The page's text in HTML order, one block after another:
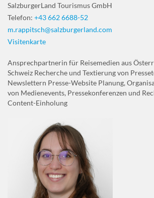
SalzburgerLand Tourismus GmbH
Telefon: +43 662 6688-52
m.rappitsch@salzburgerland.com
Visitenkarte
Ansprechpartnerin für Reisemedien aus
Schweiz Recherche und Textierung von
Newslettern Presse-Website Planung,
von Medienevents, Pressekonferenzen und
Content-Einholung